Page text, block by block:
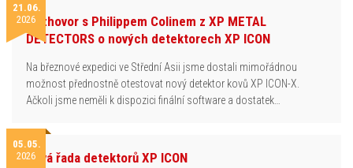
21.06.
2026Rozhovor s Philippem Colinem z XP METAL
DETECTORS o nových detektorech XP ICON
Na březnové expedici ve Střední Asii jsme dostali mimořádnou
možnost přednostně otestovat nový detektor kovů XP ICON-X.
Ačkoli jsme neměli k dispozici finální software a dostatek…
05.05.
2026Nová řada detektorů XP ICON